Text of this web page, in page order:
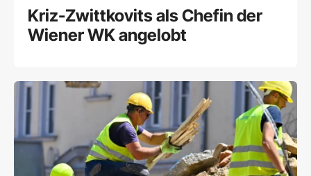
Kriz-Zwittkovits als Chefin der
Wiener WK angelobt